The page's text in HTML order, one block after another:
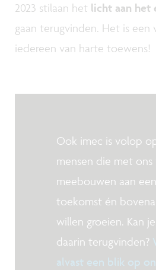
2023 stilaan het licht aan het
gaan terugvinden. Het is
iedereen van harte toewens!
Ook imec is volop
mensen die met ons
meebouwen aan
toekomst én
willen groeien. Kan
daarin terugvinden?
alvast een blik op